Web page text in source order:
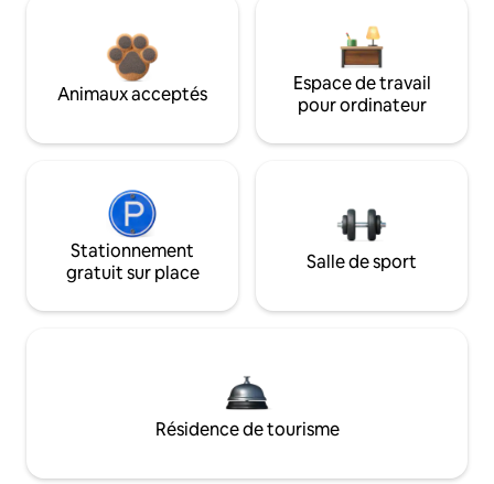
Animaux acceptés
Espace de travail
pour ordinateur
Stationnement
gratuit sur place
Salle de sport
Résidence de tourisme